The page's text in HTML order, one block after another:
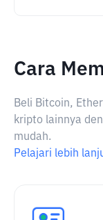
Cara
Beli Bitcoin,
kripto lainnya
mudah.
Pelajari lebih